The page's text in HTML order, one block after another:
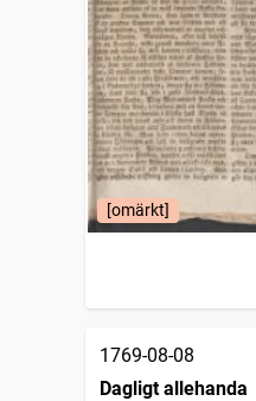
[omärkt]
1769-08-08
Dagligt allehanda